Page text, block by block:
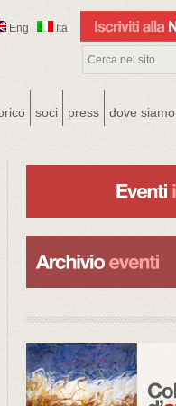
Eng Ita
soci press dove siamo